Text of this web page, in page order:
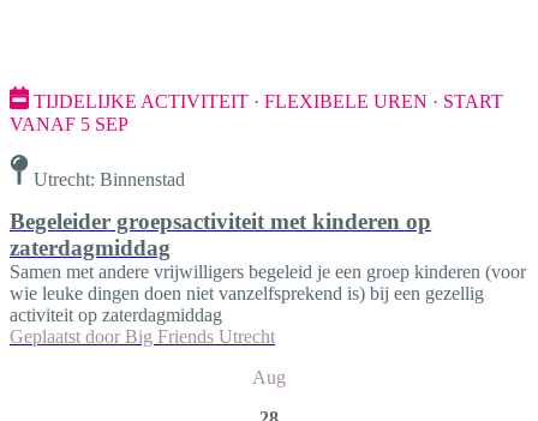
TIJDELIJKE ACTIVITEIT · FLEXIBELE UREN · START
VANAF 5 SEP
Utrecht: Binnenstad
Begeleider groepsactiviteit met kinderen op
zaterdagmiddag
Samen met andere vrijwilligers begeleid je een groep kinderen (voor
wie leuke dingen doen niet vanzelfsprekend is) bij een gezellig
activiteit op zaterdagmiddag
Geplaatst door Big Friends Utrecht
Aug